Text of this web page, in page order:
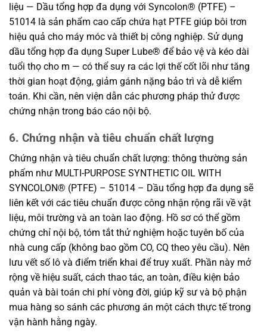
liệu — Dầu tổng hợp đa dụng với Syncolon® (PTFE) –
51014 là sản phẩm cao cấp chứa hạt PTFE giúp bôi trơn
hiệu quả cho máy móc và thiết bị công nghiệp. Sử dụng
dầu tổng hợp đa dụng Super Lube® để bảo vệ và kéo dài
tuổi thọ cho m — có thể suy ra các lợi thế cốt lõi như tăng
thời gian hoạt động, giảm gánh nặng bảo trì và dễ kiểm
toán. Khi cần, nên viện dẫn các phương pháp thử được
chứng nhận trong báo cáo nội bộ.
6. Chứng nhận và tiêu chuẩn chất lượng
Chứng nhận và tiêu chuẩn chất lượng: thông thường sản
phẩm như MULTI-PURPOSE SYNTHETIC OIL WITH
SYNCOLON® (PTFE) – 51014 – Dầu tổng hợp đa dụng sẽ
liên kết với các tiêu chuẩn được công nhận rộng rãi về vật
liệu, môi trường và an toàn lao động. Hồ sơ có thể gồm
chứng chỉ nội bộ, tóm tắt thử nghiệm hoặc tuyên bố của
nhà cung cấp (không bao gồm CO, CQ theo yêu cầu). Nên
lưu vết số lô và điểm triển khai để truy xuất. Phần này mở
rộng về hiệu suất, cách thao tác, an toàn, điều kiện bảo
quản và bài toán chi phí vòng đời, giúp kỹ sư và bộ phận
mua hàng so sánh các phương án một cách thực tế trong
vận hành hằng ngày.